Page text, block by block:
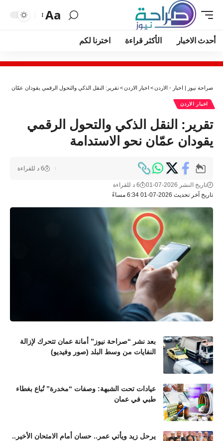
Aa
أحدث الاخبار الأكثر قراءة اخترنا لكم
صراحة نيوز | اخبار - الاردن> اخبار الاردن>تقرير: النقل الذكي والتحول الرقمي يقودان عمّان نحو
اخبار الاردن
تقرير: النقل الذكي والتحول الرقمي
يقودان عمّان نحو الاستدامة
تاريخ آخر تحديث 2026-07-01 6:34 مساءً
تاريخ النشر 2026-07-01 6 د للقراءة
6 د للقراءة
بعد نشر “صراحة نيوز” أمانة عمان تتحرك لإزالة
النفايات من وسط البلد (صور وفيديو)
عيادات تحت الشبهة: وصفات “مخدرة” تُباع بغطاء
طبي في عمان
يرحل زيد ويأتي عمر.. حسان أمام الامتحان الأخير..